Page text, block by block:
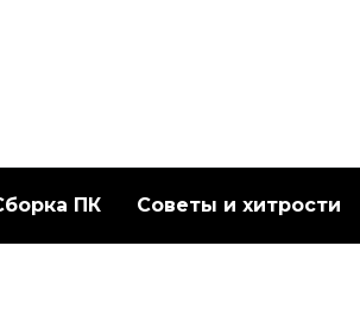
ПК Советы и хитрости